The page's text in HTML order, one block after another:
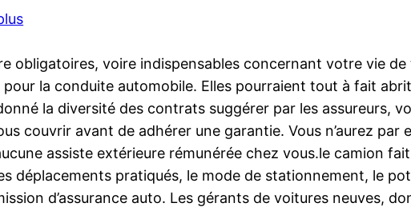
obligatoires, voire indispensables concernant votre vie de
la conduite automobile. Elles pourraient tout à fait
la diversité des contrats suggérer par les assureurs,
couvrir avant de adhérer une garantie. Vous n’aurez par
assiste extérieure rémunérée chez vous.le camion
déplacements pratiqués, le mode de stationnement, le
d’assurance auto. Les gérants de voitures neuves,